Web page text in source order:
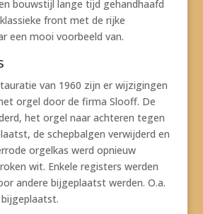
bouwstijl lange tijd gehandhaafd
front met de rijke
een mooi voorbeeld van.
van 1960 zijn er wijzigingen
orgel door de firma Slooff. De
het orgel naar achteren tegen
de schepbalgen verwijderd en
orgelkas werd opnieuw
wit. Enkele registers werden
andere bijgeplaatst werden. O.a.